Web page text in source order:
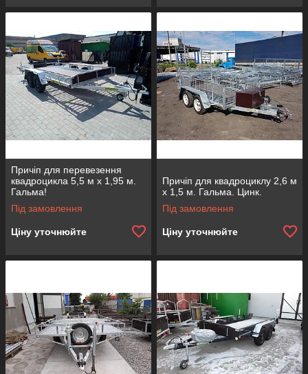
Причіп для перевезення
квадроцикла 5,5 м х 1,95 м.
Гальма!
Під замовлення
Ціну уточнюйте
Причіп для квадроциклу 2,6 м
х 1,5 м. Гальма. Цинк.
Під замовлення
Ціну уточнюйте